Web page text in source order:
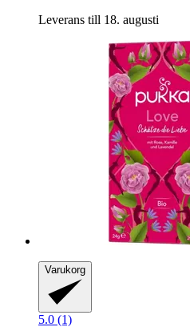
Leverans till 18. augusti
Varukorg
5.0 (1)